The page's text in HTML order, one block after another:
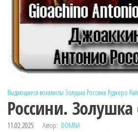
Выдающиеся вокалисты Золушка Россини Руджеро
Россини. Золушка
11.02.2025 Автор: DOMNA